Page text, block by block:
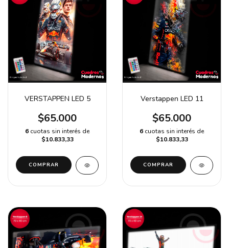
VERSTAPPEN LED 5
$65.000
6 cuotas sin interés de
$10.833,33
COMPRAR
Verstappen LED 11
$65.000
6 cuotas sin interés de
$10.833,33
COMPRAR